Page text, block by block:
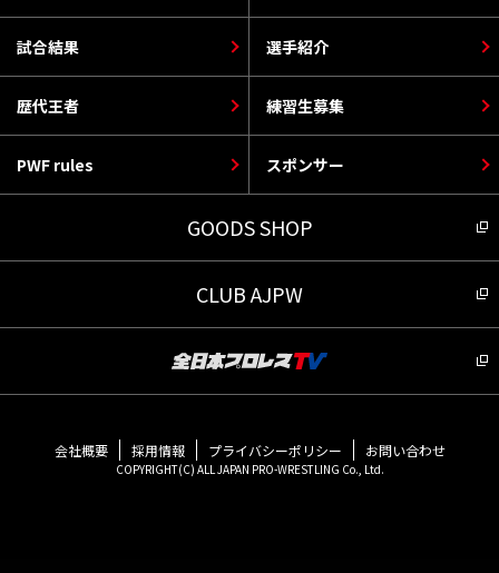
選手紹介
PWF rules
歴代王者
スポンサー
試合結果
練習生募集
GOODS SHOP
CLUB AJPW
会社概要 採用情報 プライバシーポリシー お問い合わせ
COPYRIGHT(C) ALL JAPAN PRO-WRESTLING Co., Ltd.